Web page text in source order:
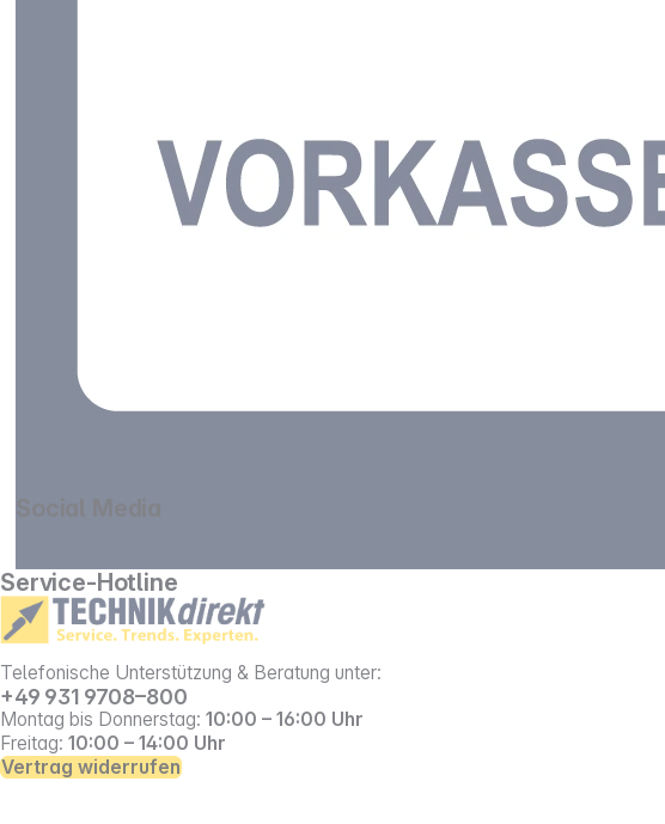
Service-Hotline
Telefonische Unterstützung & Beratung unter:
+49 931 9708–800
Montag bis Donnerstag: 10:00 – 16:00 Uhr
Freitag: 10:00 – 14:00 Uhr
Vertrag widerrufen